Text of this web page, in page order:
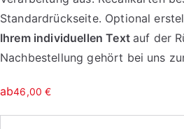
Standardrückseite. Optional
Ihrem individuellen Textauf der
Nachbestellung gehört bei uns
ab46,00€